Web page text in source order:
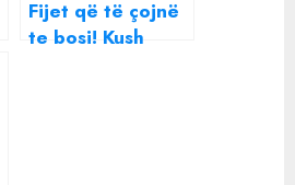
Fijet që të çojnë
te bosi! Kush